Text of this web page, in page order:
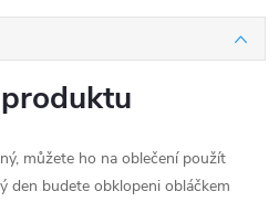
můžete ho na oblečení použít
den budete obklopeni obláčkem